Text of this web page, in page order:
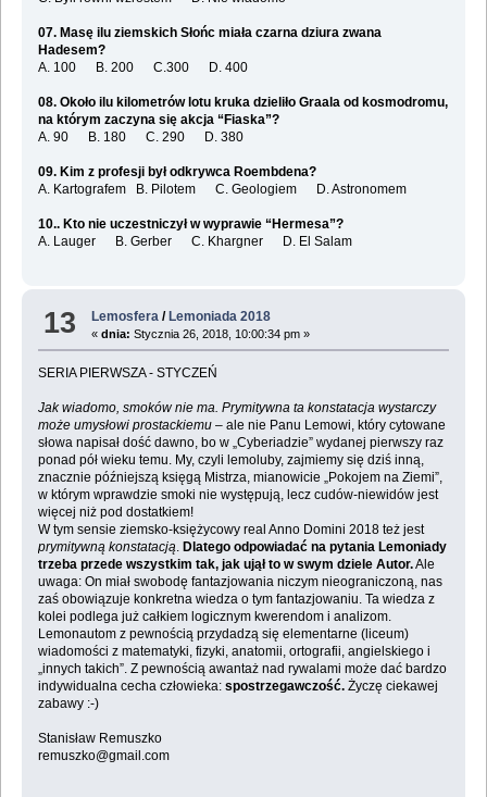
07. Masę ilu ziemskich Słońc miała czarna dziura zwana
Hadesem?
A. 100 B. 200 C.300 D. 400
08. Około ilu kilometrów lotu kruka dzieliło Graala od kosmodromu,
na którym zaczyna się akcja “Fiaska”?
A. 90 B. 180 C. 290 D. 380
09. Kim z profesji był odkrywca Roembdena?
A. Kartografem B. Pilotem C. Geologiem D. Astronomem
10.. Kto nie uczestniczył w wyprawie “Hermesa”?
A. Lauger B. Gerber C. Khargner D. El Salam
13 Lemosfera / Lemoniada 2018
«dnia: Stycznia 26, 2018, 10:00:34 pm »
SERIA PIERWSZA - STYCZEŃ
Jak wiadomo, smoków nie ma. Prymitywna ta konstatacja wystarczy
może umysłowi prostackiemu– ale nie Panu Lemowi, który cytowane
słowa napisał dość dawno, bo w „Cyberiadzie” wydanej pierwszy raz
ponad pół wieku temu. My, czyli lemoluby, zajmiemy się dziś inną,
znacznie późniejszą księgą Mistrza, mianowicie „Pokojem na Ziemi”,
w którym wprawdzie smoki nie występują, lecz cudów-niewidów jest
więcej niż pod dostatkiem!
W tym sensie ziemsko-księżycowy real Anno Domini 2018 też jest
prymitywną konstatacją. Dlatego odpowiadać na pytania Lemoniady
trzeba przede wszystkim tak, jak ujął to w swym dziele Autor.Ale
uwaga: On miał swobodę fantazjowania niczym nieograniczoną, nas
zaś obowiązuje konkretna wiedza o tym fantazjowaniu. Ta wiedza z
kolei podlega już całkiem logicznym kwerendom i analizom.
Lemonautom z pewnością przydadzą się elementarne (liceum)
wiadomości z matematyki, fizyki, anatomii, ortografii, angielskiego i
„innych takich”. Z pewnością awantaż nad rywalami może dać bardzo
indywidualna cecha człowieka: spostrzegawczość.Życzę ciekawej
zabawy :-)
Stanisław Remuszko
remuszko@gmail.com